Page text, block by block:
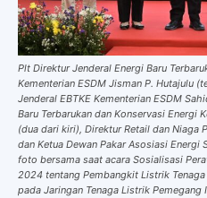
Plt Direktur Jenderal Energi Baru
Kementerian ESDM Jisman P. Hutajulu
Jenderal EBTKE Kementerian ESDM
Baru Terbarukan dan Konservasi Energi
(dua dari kiri), Direktur Retail dan Niaga
dan Ketua Dewan Pakar Asosiasi Energi
foto bersama saat acara Sosialisasi
2024 tentang Pembangkit Listrik
pada Jaringan Tenaga Listrik Pemegang